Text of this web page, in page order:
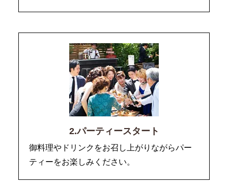
2.パーティースタート
御料理やドリンクをお召し上がりながらパー
ティーをお楽しみください。